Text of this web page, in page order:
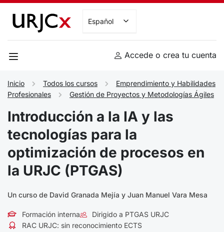
Español
Accede o crea tu cuenta
Inicio Todos los cursos
Emprendimiento y Habilidades
Profesionales
Gestión de Proyectos y Metodologías Ágiles
Introducción a la IA y las
tecnologías para la
optimización de procesos en
la URJC (PTGAS)
Un curso de David Granada Mejía y Juan Manuel Vara Mesa
Formación interna
Dirigido a PTGAS URJC
RAC URJC: sin reconocimiento ECTS